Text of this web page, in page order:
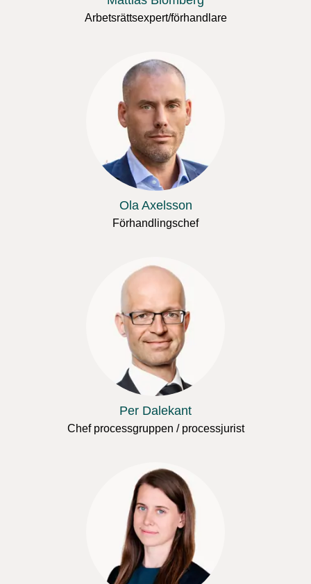
Arbetsrättsexpert/förhandlare
Ola Axelsson
Förhandlingschef
Per Dalekant
Chef processgruppen / processjurist